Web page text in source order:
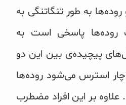
به طور تنگاتنگی به
روده‌ها پاسخی است به
پیچیده‌ی بین این دو
استرس می‌شود روده‌ها
بر این افراد مضطرب